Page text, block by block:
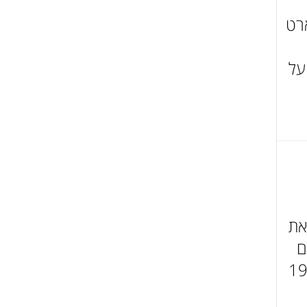
שיתקיים זו הפעם הראשונה, בין ה-19-